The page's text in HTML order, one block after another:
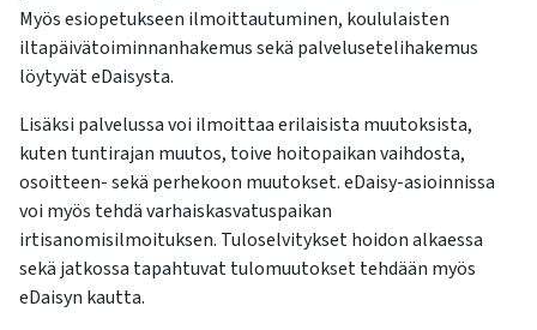
Myös esiopetukseen ilmoittautuminen, koululaisten
iltapäivätoiminnanhakemus sekä palvelusetelihakemus
löytyvät eDaisysta.
Lisäksi palvelussa voi ilmoittaa erilaisista muutoksista,
kuten tuntirajan muutos, toive hoitopaikan vaihdosta,
osoitteen- sekä perhekoon muutokset. eDaisy-asioinnissa
voi myös tehdä varhaiskasvatuspaikan
irtisanomisilmoituksen. Tuloselvitykset hoidon alkaessa
sekä jatkossa tapahtuvat tulomuutokset tehdään myös
eDaisyn kautta.